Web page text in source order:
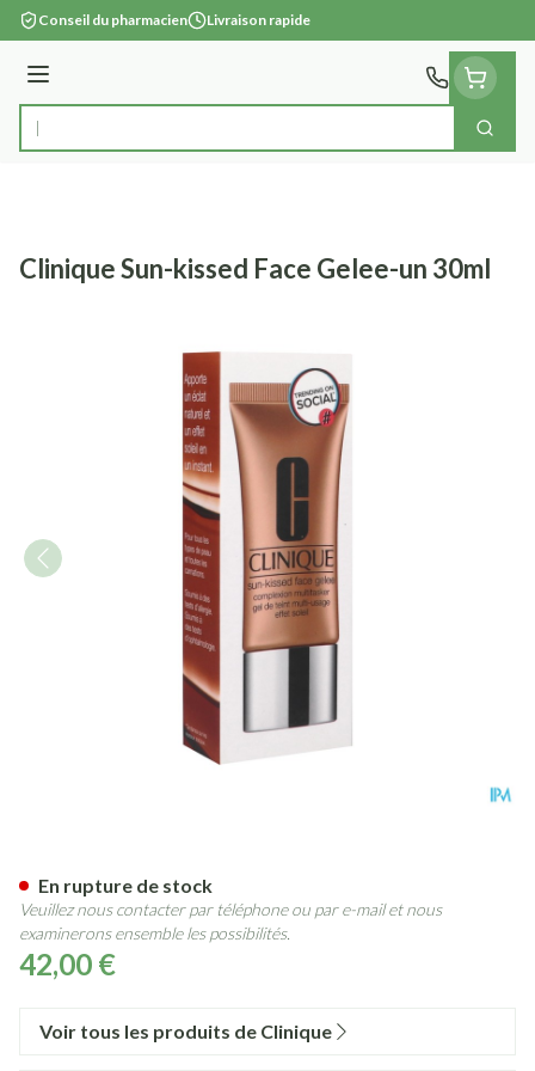
Aller au contenu
Conseil du pharmacien Livraison rapide
Menu
Rechercher
Clinique Sun-kissed Face Gelee-un 30ml
42,00 €
En rupture de stock
Veuillez nous contacter par téléphone ou par e-mail et nous
examinerons ensemble les possibilités.
Voir tous les produits de Clinique